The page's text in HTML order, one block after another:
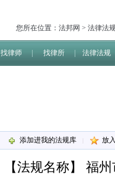
您所在位置： 法邦网 > 法律法
找律师 找律所 法律法规
添加进我的法规库 放
【法规名称】 福州